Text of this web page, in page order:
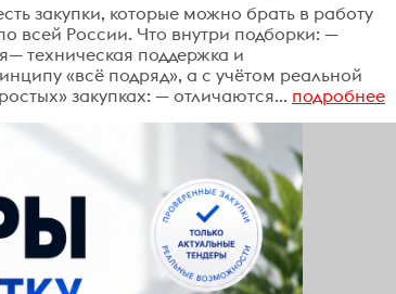
закупки, которые можно брать в работу
всей России. Что внутри подборки: —
техническая поддержка и
«всё подряд», а с учётом реальной
закупках: — отличаются... подробнее